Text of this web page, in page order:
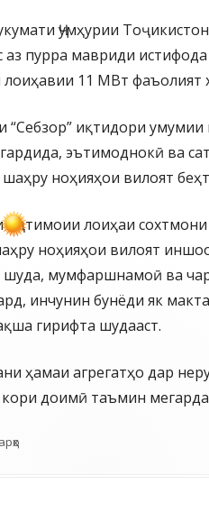
Ҷумҳурии
аз пурра мавриди
лоиҳавии 11 МВт фаъолият
“Себзор” иқтидори
эътимоднокӣ ва
ноҳияҳои вилоят
лоиҳаи сохтмони
ноҳияҳои вилоят
шуда, мумфаршнамоӣ ва
инчунин бунёди як
гирифта шудааст.
ҳамаи агрегатҳо дар
кори доимӣ таъмин